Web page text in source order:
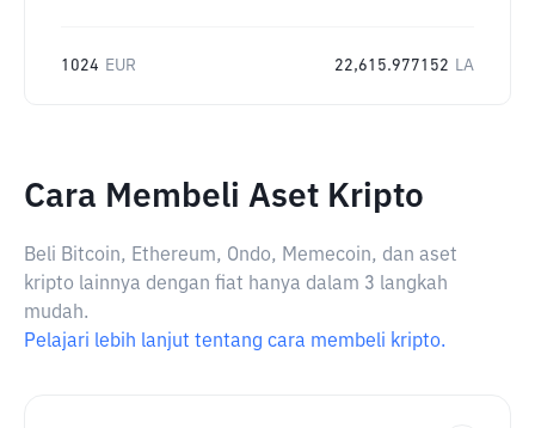
1024 EUR 22,615.977152 LA
Cara Membeli Aset Kripto
Beli Bitcoin, Ethereum, Ondo, Memecoin, dan aset
kripto lainnya dengan fiat hanya dalam 3 langkah
mudah.
Pelajari lebih lanjut tentang cara membeli kripto.